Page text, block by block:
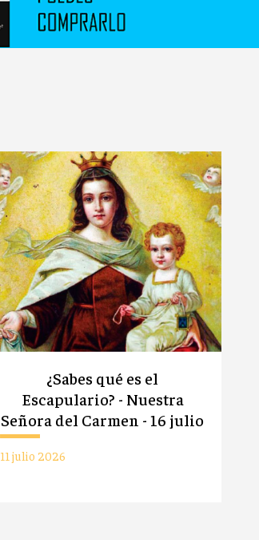
¿Sabes qué es el
Escapulario? - Nuestra
Señora del Carmen - 16 julio
11 julio 2026